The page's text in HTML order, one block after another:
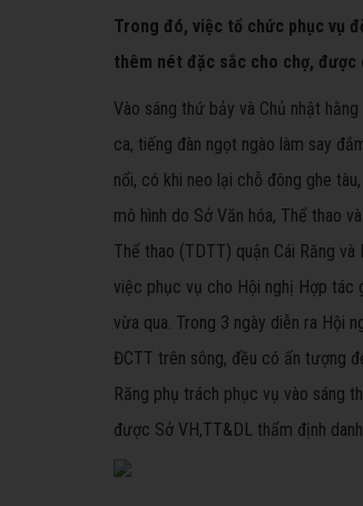
Trong đó, việc tổ chức phục vụ
thêm nét đặc sắc cho chợ, được
Vào sáng thứ bảy và Chủ nhật
ca, tiếng đàn ngọt ngào làm say
nổi, có khi neo lại chỗ đông ghe
mô hình do Sở Văn hóa, Thể thao
Thể thao (TDTT) quận Cái Răng
việc phục vụ cho Hội nghị Hợp
vừa qua. Trong 3 ngày diễn ra Hội
ĐCTT trên sông, đều có ấn tượng
Răng phụ trách phục vụ vào sáng
được Sở VH,TT&DL thẩm định